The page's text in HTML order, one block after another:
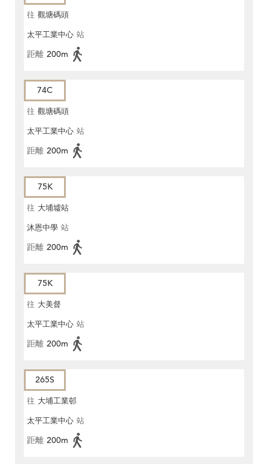
往 觀塘碼頭
太平工業中心 站
距離 200m
74C
往 觀塘碼頭
太平工業中心 站
距離 200m
75K
往 大埔墟站
沐恩中學 站
距離 200m
75K
往 大美督
太平工業中心 站
距離 200m
265S
往 大埔工業邨
太平工業中心 站
距離 200m